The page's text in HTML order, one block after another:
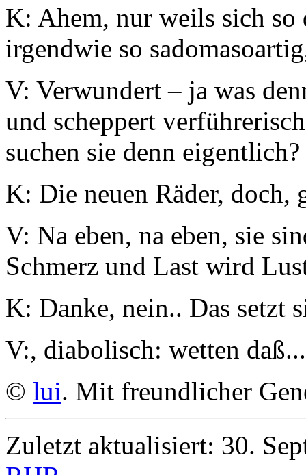
K: Ahem, nur weils sich so
irgendwie so
V: Verwundert – ja was
und scheppert
suchen sie denn eigentlich?
K: Die neuen Räder, doch,
V: Na eben, na eben, sie
Schmerz und Last wird
K: Danke, nein.. Das setzt
V:, diabolisch: wetten daß...
© lui. Mit freundlicher
Zuletzt aktualisiert: 30.